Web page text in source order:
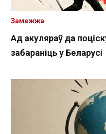
Ад акуляраў да
забараніць у Беларусі
Замежжа